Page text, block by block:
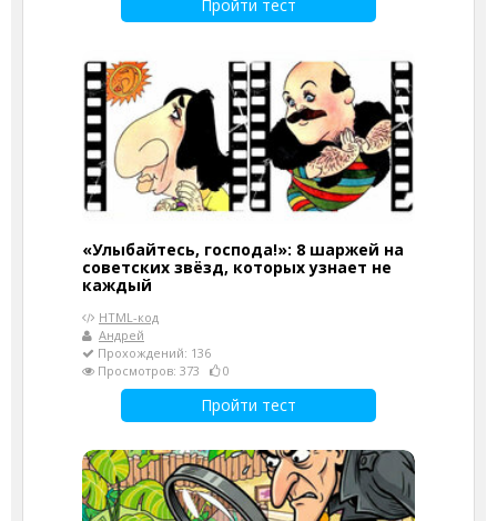
Пройти тест
«Улыбайтесь, господа!»: 8 шаржей на
советских звёзд, которых узнает не
каждый
HTML-код
Андрей
Прохождений: 136
Просмотров: 373
0
Пройти тест